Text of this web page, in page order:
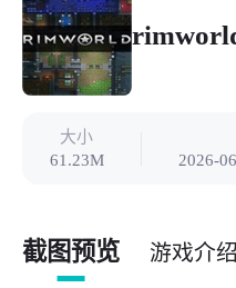
大小
61.23M
2026-
截图预览 游戏介绍